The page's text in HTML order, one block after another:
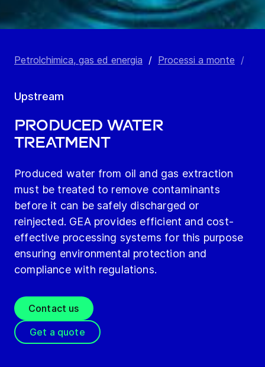
Petrolchimica, gas ed energia / Processi a monte /
Upstream
Produced water
treatment
Produced water from oil and gas extraction
must be treated to remove contaminants
before it can be safely discharged or
reinjected. GEA provides efficient and cost-
effective processing systems for this purpose
ensuring environmental protection and
compliance with regulations.
Contact us
Get a quote